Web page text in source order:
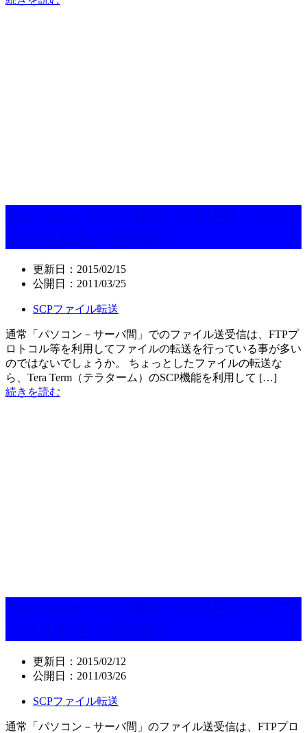
更新日： 2015/02/15
公開日： 2011/03/25
SCPファイル転送
通常「パソコン－サーバ間」でのファイル送受信は、FTPプ
ロトコル等を利用してファイルの転送を行っている事が多い
のではないでしょうか。 ちょっとしたファイルの転送な
ら、Tera Term（テラターム）のSCP機能を利用して […]
続きを読む
更新日： 2015/02/12
公開日： 2011/03/26
SCPファイル転送
通常「パソコン－サーバ間」のファイル送受信は、FTPプロ